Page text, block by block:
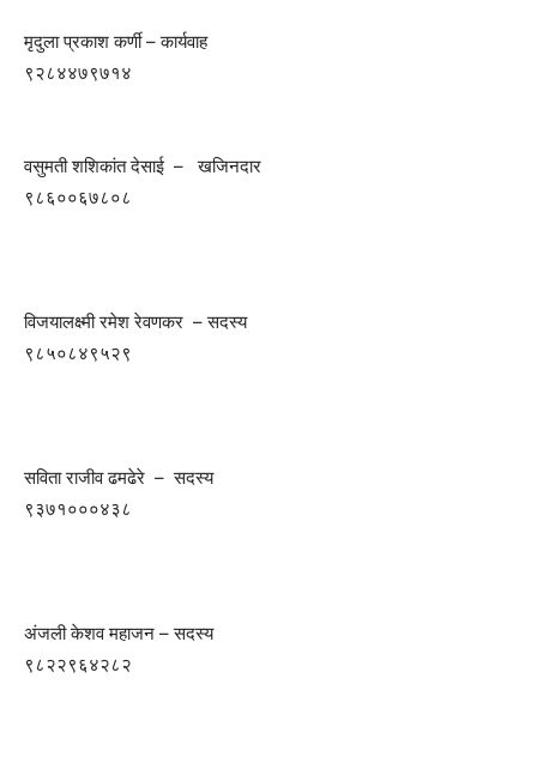
मृदुला प्रकाश कर्णी – कार्यवाह
९२८४४७९७१४
वसुमती शशिकांत देसाई – खजिनदार
९८६००६७८०८
विजयालक्ष्मी रमेश रेवणकर – सदस्य
९८५०८४९५२९
सविता राजीव ढमढेरे – सदस्य
९३७१०००४३८
अंजली केशव महाजन – सदस्य
९८२२९६४२८२